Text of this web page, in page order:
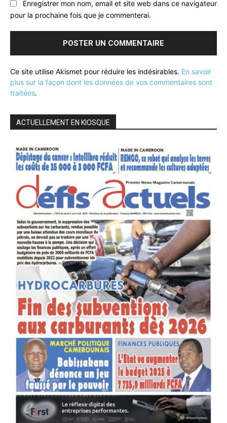
Enregistrer mon nom, email et site web dans ce navigateur
pour la prochaine fois que je commenterai.
Ce site utilise Akismet pour réduire les indésirables. En savoir
plus sur la façon dont les données de vos commentaires sont
traitées.
ACTUELLEMENT EN KIOSQUE